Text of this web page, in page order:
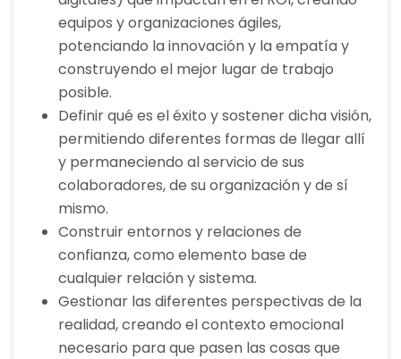
equipos y organizaciones ágiles,
potenciando la innovación y la empatía y
construyendo el mejor lugar de trabajo
posible.
Definir qué es el éxito y sostener dicha visión,
permitiendo diferentes formas de llegar allí
y permaneciendo al servicio de sus
colaboradores, de su organización y de sí
mismo.
Construir entornos y relaciones de
confianza, como elemento base de
cualquier relación y sistema.
Gestionar las diferentes perspectivas de la
realidad, creando el contexto emocional
necesario para que pasen las cosas que